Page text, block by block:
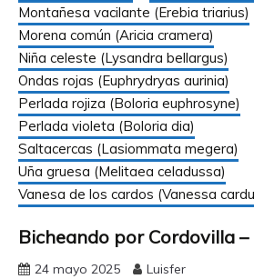
Montañesa vacilante (Erebia triarius)
Morena común (Aricia cramera)
Niña celeste (Lysandra bellargus)
Ondas rojas (Euphrydryas aurinia)
Perlada rojiza (Boloria euphrosyne)
Perlada violeta (Boloria dia)
Saltacercas (Lasiommata megera)
Uña gruesa (Melitaea celadussa)
Vanesa de los cardos (Vanessa
Bicheando por Cordovilla –
24 mayo 2025 Luisfer